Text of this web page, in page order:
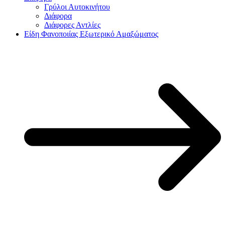
Γρύλοι Αυτοκινήτου
Διάφορα
Διάφορες Αντλίες
Είδη Φανοποιίας Εξωτερικό Αμαξώματος